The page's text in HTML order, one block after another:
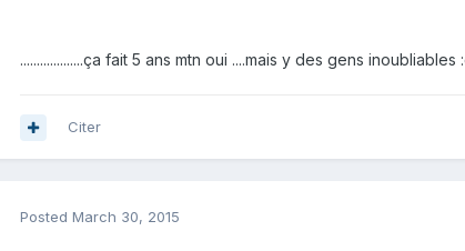
...................ça fait 5 ans mtn oui ....mais y des gens inoubliables
Citer
Posted March 30, 2015